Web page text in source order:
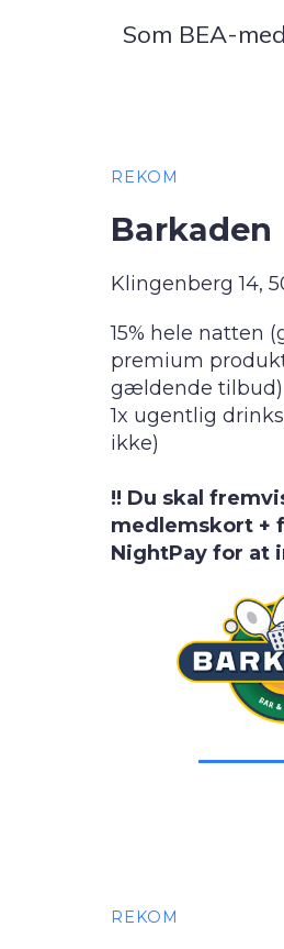
Som BEA-
REKOM
Barkaden
Klingenberg 14,
15% hele natten
premium
gældende tilbud)
1x ugentlig
ikke)
!! Du skal
medlemskort +
NightPay for at
REKOM